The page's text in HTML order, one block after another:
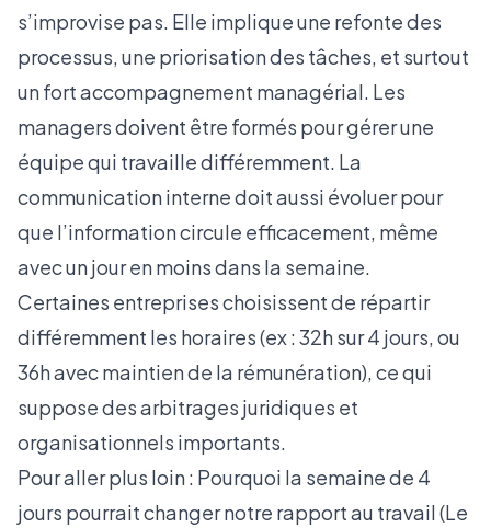
s’improvise pas. Elle implique une refonte des
processus, une priorisation des tâches, et surtout
un fort accompagnement managérial. Les
managers doivent être formés pour gérer une
équipe qui travaille différemment. La
communication interne doit aussi évoluer pour
que l’information circule efficacement, même
avec un jour en moins dans la semaine.
Certaines entreprises choisissent de répartir
différemment les horaires (ex : 32h sur 4 jours, ou
36h avec maintien de la rémunération), ce qui
suppose des arbitrages juridiques et
organisationnels importants.
Pour aller plus loin : Pourquoi la semaine de 4
jours pourrait changer notre rapport au travail (Le